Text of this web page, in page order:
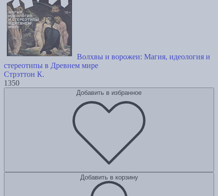
Волхвы и ворожеи: Магия, идеология и
стереотипы в Древнем мире
Стрэттон К.
1350
Добавить в избранное
Добавить в корзину